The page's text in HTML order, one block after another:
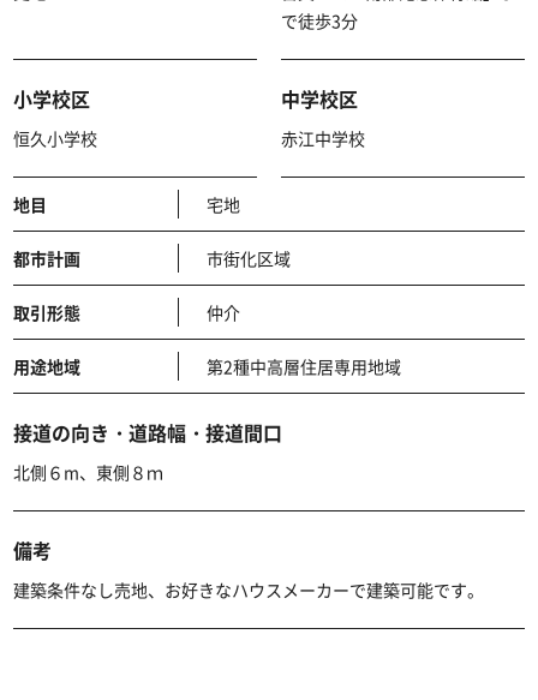
で徒歩3分
小学校区
恒久小学校
中学校区
赤江中学校
地目 宅地
都市計画 市街化区域
取引形態 仲介
用途地域 第2種中高層住居専用地域
接道の向き・道路幅・接道間口
北側６m、東側８ｍ
備考
建築条件なし売地、お好きなハウスメーカーで建築可能です。